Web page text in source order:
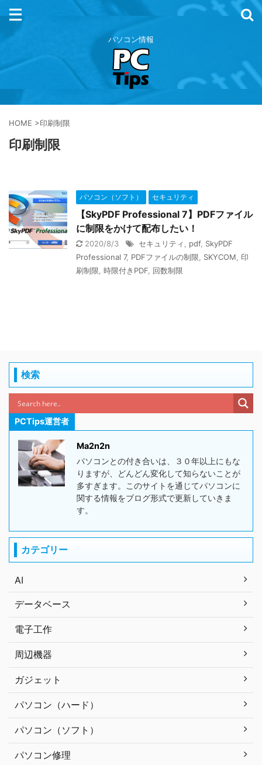
パソコン情報
HOME >印刷制限
印刷制限
パソコン（ソフト） セキュリティ
【SkyPDF Professional 7】PDFファイル
に制限をかけて配布したい！
2020/8/3 セキュリティ pdf, SkyPDF
Professional 7, PDFファイルの制限 SKYCOM
印
刷制限 時限付きPDF 回数制限
検索
PCTips運営者
Ma2n2n
パソコンとの付き合いは、３０年以上にもな
りますが、どんどん変化して知らないことが
多すぎます。このサイトを通じてパソコンに
関する情報をブログ形式で更新していきま
す。
カテゴリー
AI
データベース
電子工作
周辺機器
ガジェット
パソコン（ハード）
パソコン（ソフト）
パソコン修理